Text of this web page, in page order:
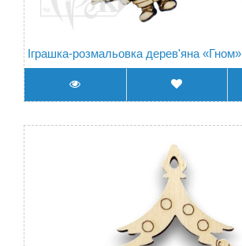
Іграшка-розмальовка дерев'яна «Гном»